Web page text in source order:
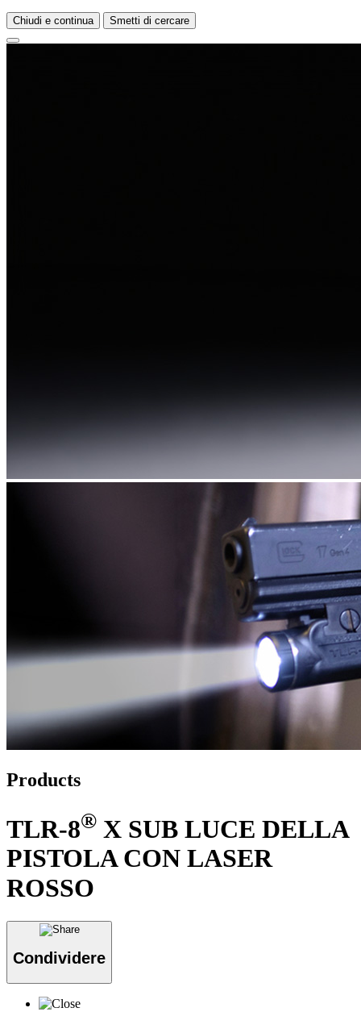
Chiudi e continua Smetti di cercare
Products
TLR-8® X SUB LUCE DELLA
PISTOLA CON LASER
ROSSO
Condividere